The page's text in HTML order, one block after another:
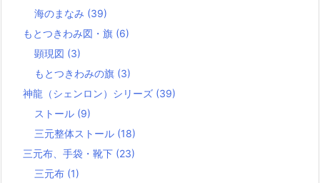
海のまなみ (39)
もとつきわみ図・旗 (6)
顕現図 (3)
もとつきわみの旗 (3)
神龍（シェンロン）シリーズ (39)
ストール (9)
三元整体ストール (18)
三元布、手袋・靴下 (23)
三元布 (1)